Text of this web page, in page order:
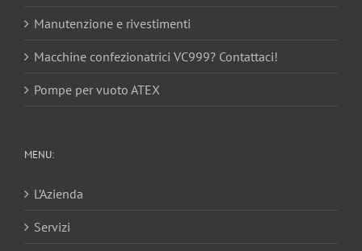
Manutenzione e rivestimenti
Macchine confezionatrici VC999? Contattaci!
Pompe per vuoto ATEX
MENU:
L’Azienda
Servizi